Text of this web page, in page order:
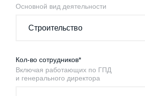
Основной вид деятельности
Кол-во сотрудников*
Включая работающих по ГПД
и генерального директора